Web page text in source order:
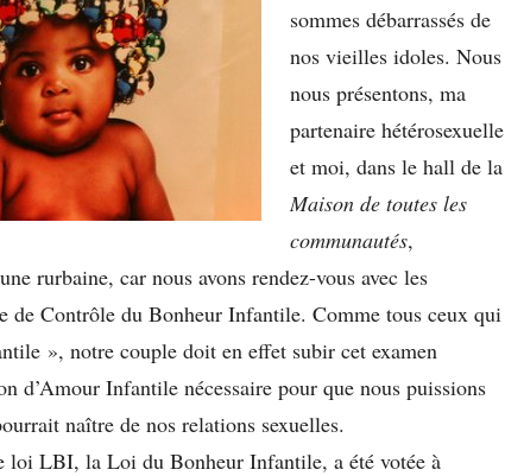
sommes débarrassés de
nos vieilles idoles. Nous
nous présentons, ma
partenaire hétérosexuelle
et moi, dans le hall de la
Maison de toutes les
communautés,
rurbaine, car nous avons rendez-vous avec les
de Contrôle du Bonheur Infantile. Comme tous ceux qui
», notre couple doit en effet subir cet examen
d’Amour Infantile nécessaire pour que nous puissions
naître de nos relations sexuelles.
loi LBI, la Loi du Bonheur Infantile, a été votée à